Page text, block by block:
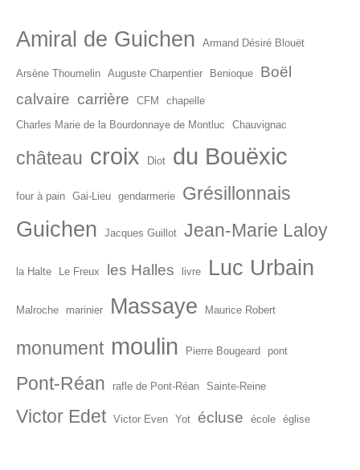
Amiral de Guichen Armand Désiré Blouët
Arsène Thoumelin Auguste Charpentier Benioque
Boël
calvaire carrière CFM
chapelle
Charles Marie de la Bourdonnaye de Montluc
Chauvignac
château croix Diot du Bouëxic
four à pain Gai-Lieu gendarmerie Grésillonnais
Guichen Jacques Guillot Jean-Marie Laloy
la Halte Le Freux les Halles livre Luc Urbain
Malroche marinier Massaye Maurice Robert
monument moulin Pierre Bougeard pont
Pont-Réan rafle de Pont-Réan Sainte-Reine
Victor Edet Victor Even Yot écluse école église